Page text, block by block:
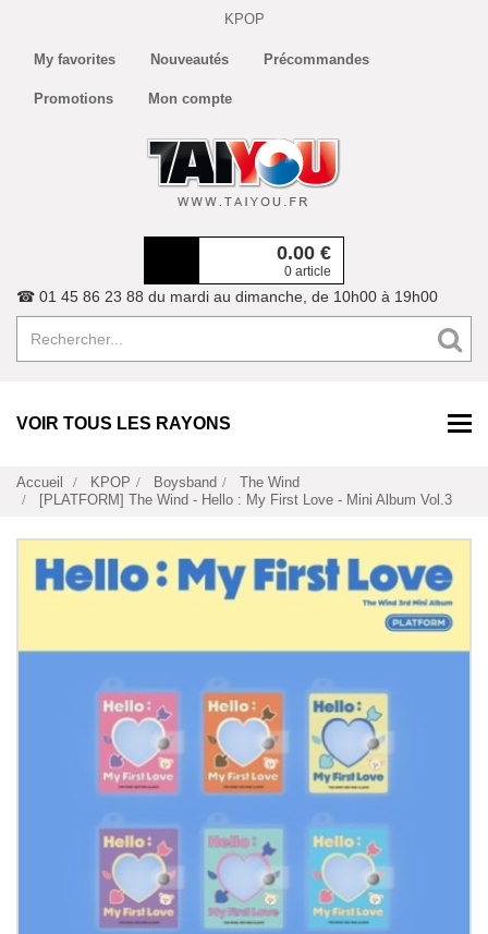
KPOP
My favorites Nouveautés Précommandes
Promotions Mon compte
0.00 €
0 article
☎ 01 45 86 23 88 du mardi au dimanche, de 10h00 à 19h00
VOIR TOUS LES RAYONS
Accueil KPOP Boysband
The Wind
[PLATFORM] The Wind - Hello : My First Love - Mini Album Vol.3